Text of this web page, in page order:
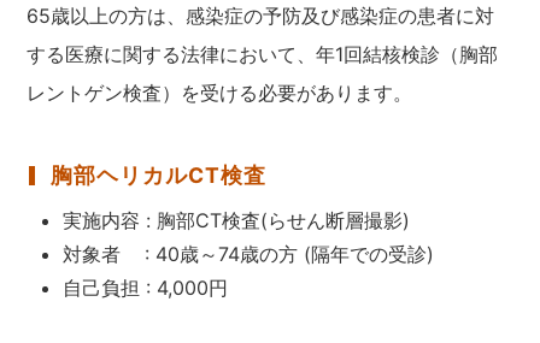
65歳以上の方は、感染症の予防及び感染症の患者に対
する医療に関する法律において、年1回結核検診（胸部
レントゲン検査）を受ける必要があります。
胸部ヘリカルCT検査
実施内容 : 胸部CT検査(らせん断層撮影)
対象者 : 40歳～74歳の方 (隔年での受診)
自己負担 : 4,000円